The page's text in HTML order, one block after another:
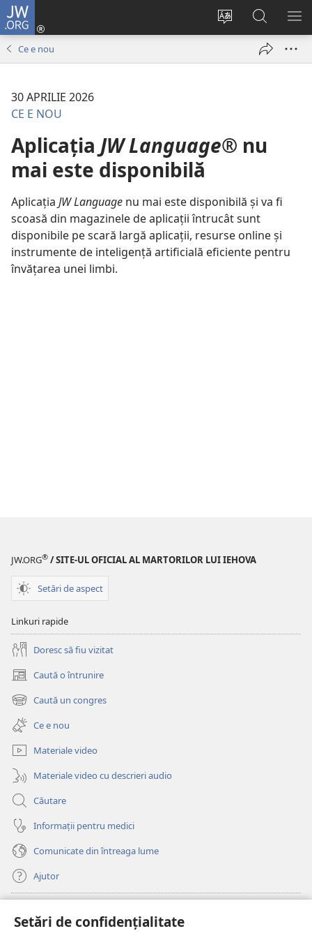
Setări de confidențialitate
JW.ORG
Schimbaţi
Conectează-
Căutați
pe
JW.ORG
Ce e nou
30 APRILIE 2026
CE E NOU
Aplicația JW Language® nu
mai este disponibilă
Aplicația JW Language nu mai este disponibilă și va fi
scoasă din magazinele de aplicații întrucât sunt
disponibile pe scară largă aplicații, resurse online și
instrumente de inteligență artificială eficiente pentru
învățarea unei limbi.
JW.ORG® / SITE-UL OFICIAL AL MARTORILOR LUI IEHOVA
Setări de aspect
Linkuri rapide
Doresc să fiu vizitat
Caută o întrunire
(se
deschide
o
fereastră
nouă)
Caută un congres
(se
deschide
o
fereastră
nouă)
Ce e nou
Materiale video
Materiale video cu descrieri audio
Căutare
Informații pentru medici
Comunicate din întreaga lume
Ajutor
(se
deschide